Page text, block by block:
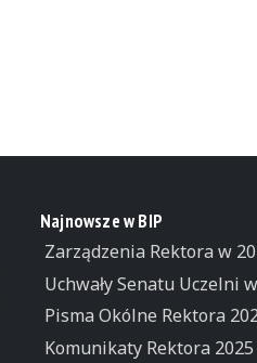
Najnowsze w BIP
Zarządzenia Rektora w
Uchwały Senatu Uczelni
Pisma Okólne Rektora
Komunikaty Rektora 2025